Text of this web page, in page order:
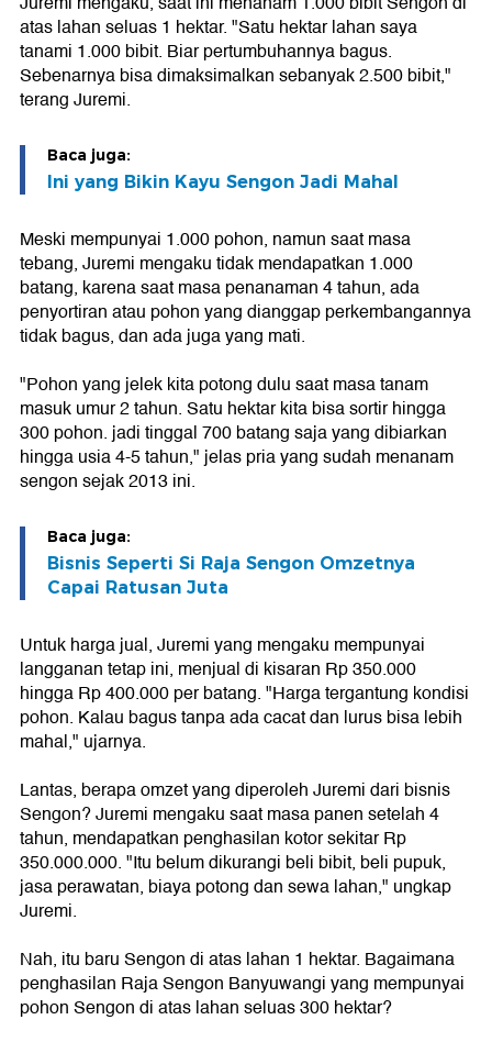
atas lahan seluas 1 hektar. "Satu hektar lahan saya
tanami 1.000 bibit. Biar pertumbuhannya bagus.
Sebenarnya bisa dimaksimalkan sebanyak 2.500 bibit,"
terang Juremi.
Baca juga:
Ini yang Bikin Kayu Sengon Jadi Mahal
Meski mempunyai 1.000 pohon, namun saat masa
tebang, Juremi mengaku tidak mendapatkan 1.000
batang, karena saat masa penanaman 4 tahun, ada
penyortiran atau pohon yang dianggap perkembangannya
tidak bagus, dan ada juga yang mati.
"Pohon yang jelek kita potong dulu saat masa tanam
masuk umur 2 tahun. Satu hektar kita bisa sortir hingga
300 pohon. jadi tinggal 700 batang saja yang dibiarkan
hingga usia 4-5 tahun," jelas pria yang sudah menanam
sengon sejak 2013 ini.
Baca juga:
Bisnis Seperti Si Raja Sengon Omzetnya
Capai Ratusan Juta
Untuk harga jual, Juremi yang mengaku mempunyai
langganan tetap ini, menjual di kisaran Rp 350.000
hingga Rp 400.000 per batang. "Harga tergantung kondisi
pohon. Kalau bagus tanpa ada cacat dan lurus bisa lebih
mahal," ujarnya.
Lantas, berapa omzet yang diperoleh Juremi dari bisnis
Sengon? Juremi mengaku saat masa panen setelah 4
tahun, mendapatkan penghasilan kotor sekitar Rp
350.000.000. "Itu belum dikurangi beli bibit, beli pupuk,
jasa perawatan, biaya potong dan sewa lahan," ungkap
Juremi.
Nah, itu baru Sengon di atas lahan 1 hektar. Bagaimana
penghasilan Raja Sengon Banyuwangi yang mempunyai
pohon Sengon di atas lahan seluas 300 hektar?